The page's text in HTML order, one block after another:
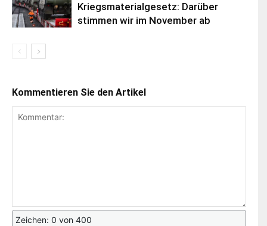
Kriegsmaterialgesetz: Darüber
stimmen wir im November ab
Kommentieren Sie den Artikel
Zeichen: 0 von 400